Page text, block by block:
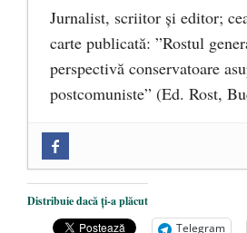
Jurnalist, scriitor şi editor;
carte publicată: ”Rostul
perspectivă conservatoare
postcomuniste” (Ed. Rost,
Târziu cere anchetă a
European și reforme
achizițiile la suprapreț -
Distribuie dacă ți-a plăcut
Telegram